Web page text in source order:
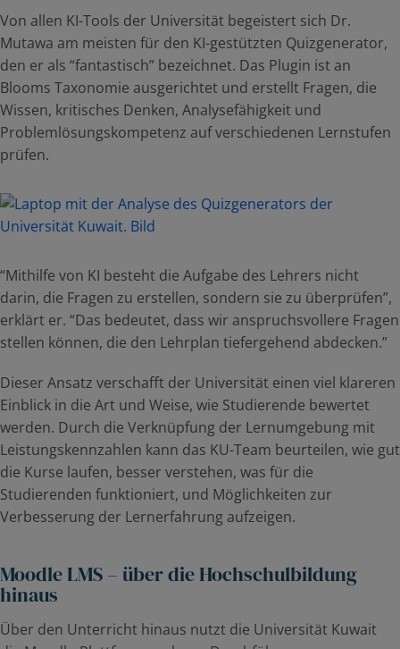
Von allen KI-Tools der Universität begeistert sich Dr.
Mutawa am meisten für den KI-gestützten Quizgenerator,
den er als “fantastisch” bezeichnet. Das Plugin ist an
Blooms Taxonomie ausgerichtet und erstellt Fragen, die
Wissen, kritisches Denken, Analysefähigkeit und
Problemlösungskompetenz auf verschiedenen Lernstufen
prüfen.
“Mithilfe von KI besteht die Aufgabe des Lehrers nicht
darin, die Fragen zu erstellen, sondern sie zu überprüfen”,
erklärt er. “Das bedeutet, dass wir anspruchsvollere Fragen
stellen können, die den Lehrplan tiefergehend abdecken.”
Dieser Ansatz verschafft der Universität einen viel klareren
Einblick in die Art und Weise, wie Studierende bewertet
werden. Durch die Verknüpfung der Lernumgebung mit
Leistungskennzahlen kann das KU-Team beurteilen, wie gut
die Kurse laufen, besser verstehen, was für die
Studierenden funktioniert, und Möglichkeiten zur
Verbesserung der Lernerfahrung aufzeigen.
Moodle LMS – über die Hochschulbildung
hinaus
Über den Unterricht hinaus nutzt die Universität Kuwait